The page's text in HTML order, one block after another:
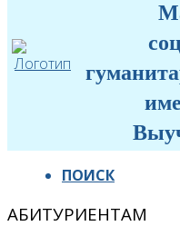
ПОИСК
АБИТУРИЕНТАМ